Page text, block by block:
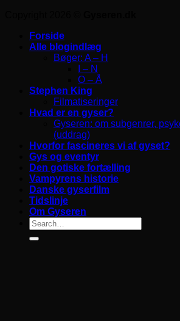
Forside
Alle blogindlæg
Bøger: A – H
I – N
O – Å
Stephen King
Filmatiseringer
Hvad er en gyser?
Gyseren: om subgenrer,
(uddrag)
Hvorfor fascineres vi af gyset?
Gys og eventyr
Den gotiske fortælling
Vampyrens historie
Danske gyserfilm
Tidslinje
Om Gyseren